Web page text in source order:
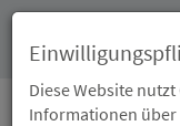
Diese Website
Informationen über